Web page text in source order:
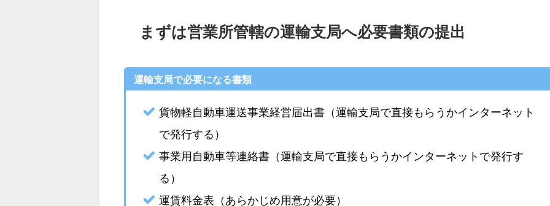
まずは営業所管轄の運輸支局へ必要書類の提出
運輸支局で必要になる書類
貨物軽自動車運送事業経営届出書（運輸支局で直接もらうかインターネット
で発行する）
事業用自動車等連絡書（運輸支局で直接もらうかインターネットで発行す
る）
運賃料金表（あらかじめ用意が必要）